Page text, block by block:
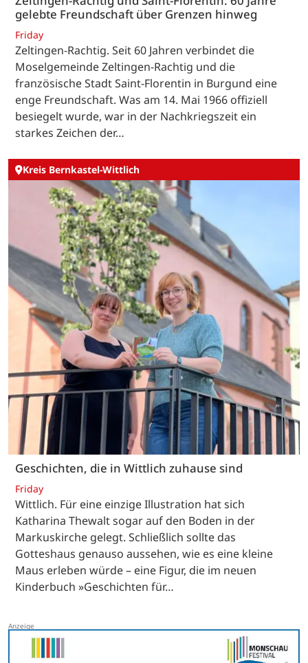
gelebte Freundschaft über Grenzen hinweg
Friday
Zeltingen-Rachtig. Seit 60 Jahren verbindet die
Moselgemeinde Zeltingen-Rachtig und die
französische Stadt Saint-Florentin in Burgund eine
enge Freundschaft. Was am 14. Mai 1966 offiziell
besiegelt wurde, war in der Nachkriegszeit ein
starkes Zeichen der…
Kreis Bernkastel-Wittlich
Geschichten, die in Wittlich zuhause sind
Friday
Wittlich. Für eine einzige Illustration hat sich
Katharina Thewalt sogar auf den Boden in der
Markuskirche gelegt. Schließlich sollte das
Gotteshaus genauso aussehen, wie es eine kleine
Maus erleben würde – eine Figur, die im neuen
Kinderbuch »Geschichten für…